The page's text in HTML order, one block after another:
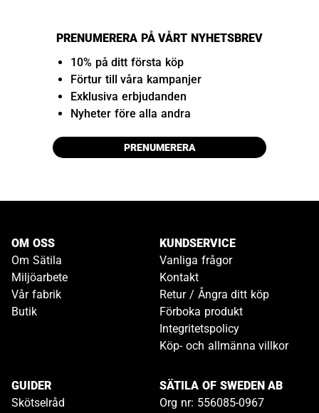
PRENUMERERA PÅ VÅRT NYHETSBREV
10% på ditt första köp
Förtur till våra kampanjer
Exklusiva erbjudanden
Nyheter före alla andra
PRENUMERERA
OM OSS
Om Sätila
Miljöarbete
Vår fabrik
Butik
KUNDSERVICE
Vanliga frågor
Kontakt
Retur / Ångra ditt köp
Förboka produkt
Integritetspolicy
Köp- och allmänna villkor
GUIDER
Skötselråd
SÄTILA OF SWEDEN AB
Org nr: 556085-0967